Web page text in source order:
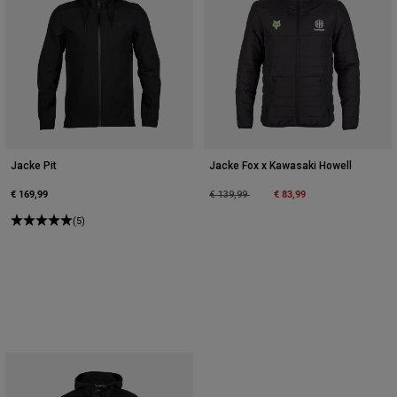
Jacke Pit
€ 169,99
(5)
Jacke Fox x Kawasaki Howell
Price reduced from
€ 139,99to € 83,99